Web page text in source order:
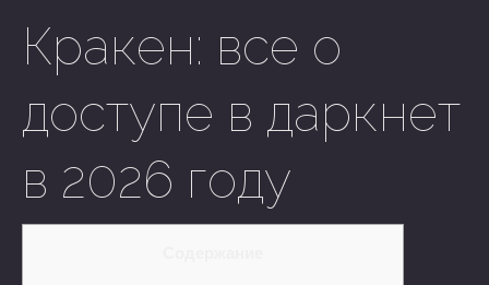
Кракен: все о
доступе в даркнет
в 2026 году